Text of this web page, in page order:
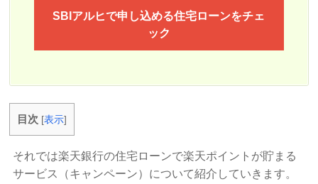
SBIアルヒで申し込める住宅ローンをチェ
ック
目次 [表示]
それでは楽天銀行の住宅ローンで楽天ポイントが貯まる
サービス（キャンペーン）について紹介していきます。